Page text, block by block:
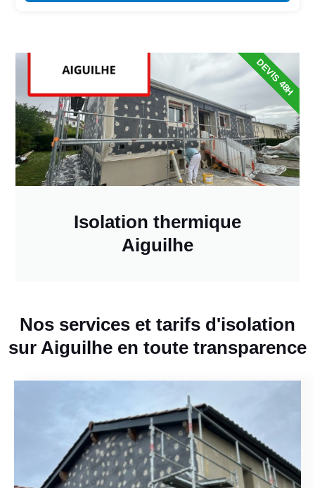
Isolation thermique
Aiguilhe
DEVIS 48H
Nos services et tarifs d'isolation
sur Aiguilhe en toute transparence